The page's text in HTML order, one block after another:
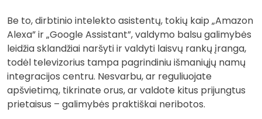
Be to, dirbtinio intelekto asistentų, tokių kaip „Amazon
Alexa” ir „Google Assistant”, valdymo balsu galimybės
leidžia sklandžiai naršyti ir valdyti laisvų rankų įranga,
todėl televizorius tampa pagrindiniu išmaniųjų namų
integracijos centru. Nesvarbu, ar reguliuojate
apšvietimą, tikrinate orus, ar valdote kitus prijungtus
prietaisus – galimybės praktiškai neribotos.